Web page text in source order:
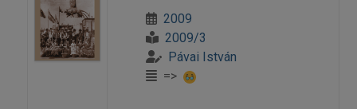
2009
2009/3
Pávai István
=>